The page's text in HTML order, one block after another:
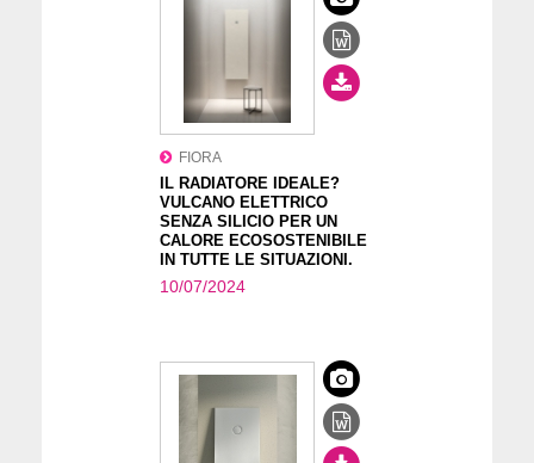
FIORA
IL RADIATORE IDEALE?
VULCANO ELETTRICO
SENZA SILICIO PER UN
CALORE ECOSOSTENIBILE
IN TUTTE LE SITUAZIONI.
10/07/2024